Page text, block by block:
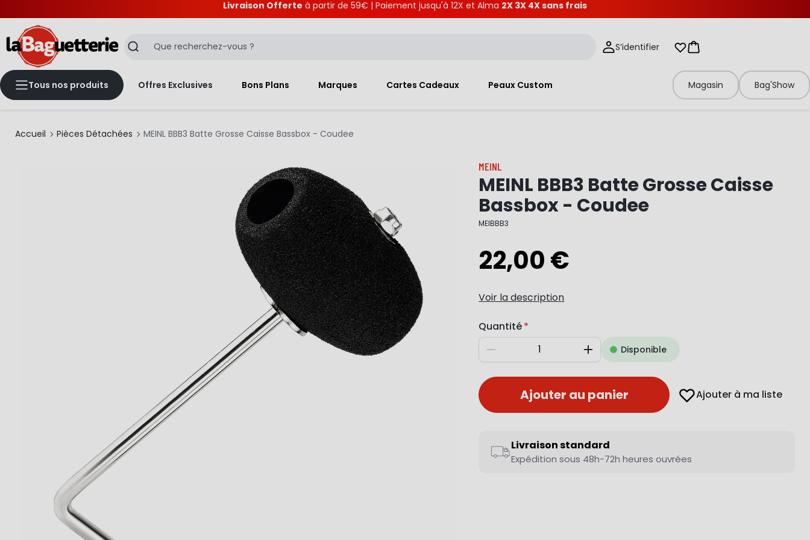
Livraison Offerte à partir de 59€ | Paiement jusqu'à 12X et Alma 2X 3X 4X sans frais
Recherche S’identifier Mes listes d'envies
Panier
Tous nos produits Offres Exclusives Bons Plans Marques Cartes Cadeaux Peaux Custom Magasin Bag'Show
Accueil Pièces Détachées MEINL BBB3 Batte Grosse Caisse Bassbox - Coudee
MEINL
MEINL BBB3 Batte Grosse Caisse
Bassbox - Coudee
MEIBBB3
22,00 €
Voir la description
Quantité
Diminuer AugmenterDisponible
Ajouter au panier Ajouter à ma liste
Livraison standard
Expédition sous 48h-72h heures ouvrées